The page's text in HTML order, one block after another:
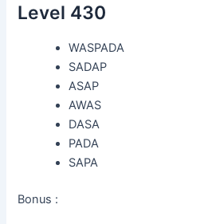
Level 430
WASPADA
SADAP
ASAP
AWAS
DASA
PADA
SAPA
Bonus :